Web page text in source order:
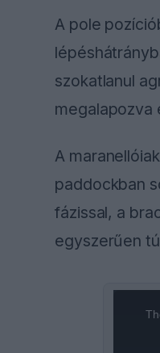
A pole
szokatlanul
megalapozva
A
paddockban
fázissal, a
egyszerűen